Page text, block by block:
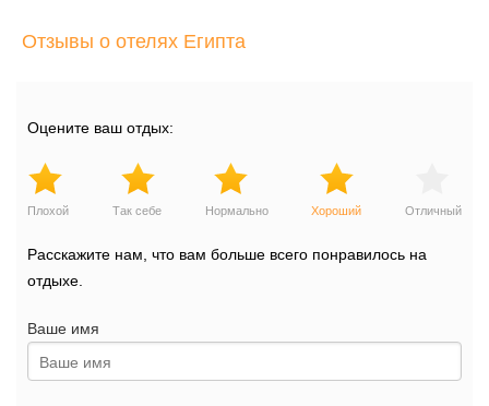
Отзывы о отелях Египта
Оцените ваш отдых:
Плохой Так себе Нормально Хороший Отличный
Расскажите нам, что вам больше всего понравилось на
отдыхе.
Ваше имя